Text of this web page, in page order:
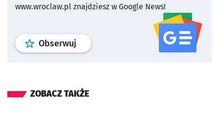
www.wroclaw.pl znajdziesz w Google News!
Obserwuj profil serwisu
ZOBACZ TAKŻE